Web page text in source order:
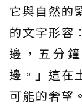
它與自然的
的文字形容
邊，五分
邊。」這在
可能的奢望